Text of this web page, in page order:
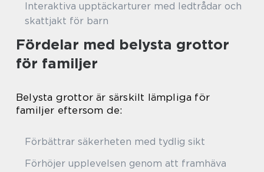
Interaktiva upptäckarturer med ledtrådar och
skattjakt för barn
Fördelar med belysta grottor
för familjer
Belysta grottor är särskilt lämpliga för
familjer eftersom de:
Förbättrar säkerheten med tydlig sikt
Förhöjer upplevelsen genom att framhäva